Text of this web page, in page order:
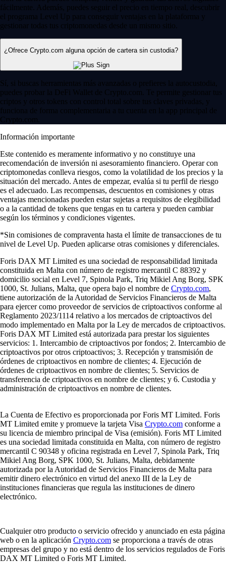
fácilmente. Además, puedes seguir el precio en tiempo real, descubrir
el programa Level Up para conseguir ventajas en la plataforma y
gestionar todas tus criptomonedas desde un mismo sitio.
¿Ofrece Crypto.com alguna opción de cartera sin custodia?
Sí, si buscas herramientas más avanzadas o prefieres la autocustodia,
puedes probar la DeFi Wallet de Crypto.com. Te permite gestionar tus
criptos y otros tokens con control total sobre tus claves privadas, y
funciona de forma complementaria a tu cuenta en la app principal de
Crypto.com.
Información importante
Este contenido es meramente informativo y no constituye una
recomendación de inversión ni asesoramiento financiero. Operar con
criptomonedas conlleva riesgos, como la volatilidad de los precios y la
situación del mercado. Antes de empezar, evalúa si tu perfil de riesgo
es el adecuado. Las recompensas, descuentos en comisiones y otras
ventajas mencionadas pueden estar sujetas a requisitos de elegibilidad
o a la cantidad de tokens que tengas en tu cartera y pueden cambiar
según los términos y condiciones vigentes.
*Sin comisiones de compraventa hasta el límite de transacciones de tu
nivel de Level Up. Pueden aplicarse otras comisiones y diferenciales.
Foris DAX MT Limited es una sociedad de responsabilidad limitada
constituida en Malta con número de registro mercantil C 88392 y
domicilio social en Level 7, Spinola Park, Triq Mikiel Ang Borg, SPK
1000, St. Julians, Malta, que opera bajo el nombre de Crypto.com,
tiene autorización de la Autoridad de Servicios Financieros de Malta
para ejercer como proveedor de servicios de criptoactivos conforme al
Reglamento 2023/1114 relativo a los mercados de criptoactivos del
modo implementado en Malta por la Ley de mercados de criptoactivos.
Foris DAX MT Limited está autorizada para prestar los siguientes
servicios: 1. Intercambio de criptoactivos por fondos; 2. Intercambio de
criptoactivos por otros criptoactivos; 3. Recepción y transmisión de
órdenes de criptoactivos en nombre de clientes; 4. Ejecución de
órdenes de criptoactivos en nombre de clientes; 5. Servicios de
transferencia de criptoactivos en nombre de clientes; y 6. Custodia y
administración de criptoactivos en nombre de clientes.
La Cuenta de Efectivo es proporcionada por Foris MT Limited. Foris
MT Limited emite y promueve la tarjeta Visa Crypto.com conforme a
su licencia de miembro principal de Visa (emisión). Foris MT Limited
es una sociedad limitada constituida en Malta, con número de registro
mercantil C 90348 y oficina registrada en Level 7, Spinola Park, Triq
Mikiel Ang Borg, SPK 1000, St. Julians, Malta, debidamente
autorizada por la Autoridad de Servicios Financieros de Malta para
emitir dinero electrónico en virtud del anexo III de la Ley de
instituciones financieras que regula las instituciones de dinero
electrónico.
Cualquier otro producto o servicio ofrecido y anunciado en esta página
web o en la aplicación Crypto.com se proporciona a través de otras
empresas del grupo y no está dentro de los servicios regulados de Foris
DAX MT Limited o Foris MT Limited.